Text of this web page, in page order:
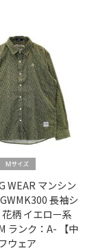
WEAR マンシン
長袖シ
花柄 イエロー系
ランク：A- 【中
ウェア